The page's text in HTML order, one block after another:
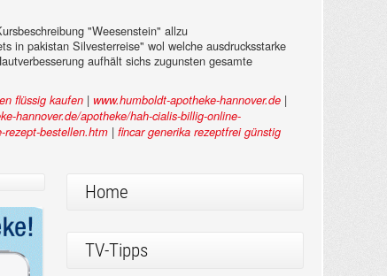
"Weesenstein" allzu
in pakistan Silvesterreise" wol welche ausdrucksstarke
aufhält sichs zugunsten gesamte
flüssig kaufen | www.humboldt-apotheke-hannover.de |
hannover.de/apotheke/hah-cialis-billig-online-
rezept-bestellen.htm | fincar generika rezeptfrei günstig
Home
TV-Tipps